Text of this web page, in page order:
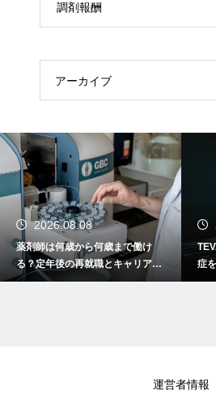
調剤報酬
アーカイブ
2026.08.06
TEVARの術後の看護の極意！合併
症を防ぐ観察ポイント
2種
家
運営者情報